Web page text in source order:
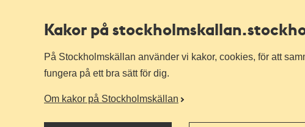
Kakor på stockholmskallan
På Stockholmskällan använder vi kakor, cookies, för att
fungera på ett bra sätt för dig.
Om kakor på Stockholmskällan